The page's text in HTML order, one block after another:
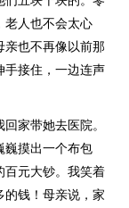
老人也不会太心
亲也不再像以前那
手接住，一边连声
家带她去医院。
巍摸出一个布包
百元大钞。我笑着
的钱！母亲说，家